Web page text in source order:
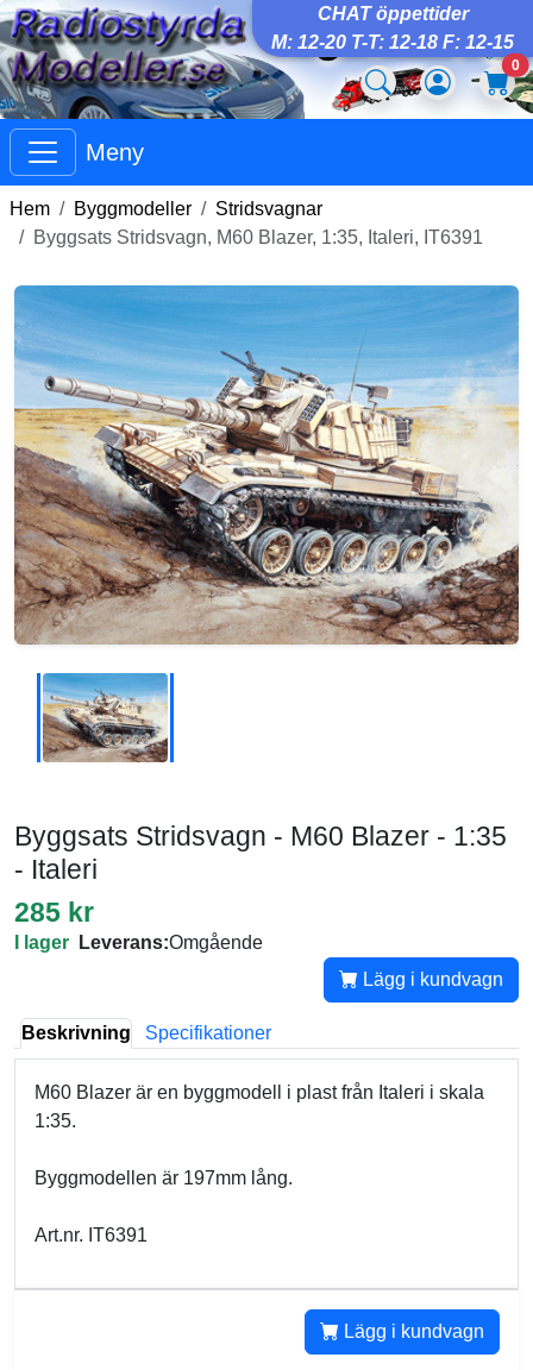
CHAT öppettider
M: 12-20 T-T: 12-18 F: 12-15
0
Meny
Hem Byggmodeller
Stridsvagnar
Byggsats Stridsvagn, M60 Blazer, 1:35, Italeri, IT6391
Byggsats Stridsvagn - M60 Blazer - 1:35
- Italeri
285 kr
I lager Leverans:Omgående
Lägg i kundvagn
Beskrivning Specifikationer
M60 Blazer är en byggmodell i plast från Italeri i skala
1:35.
Byggmodellen är 197mm lång.
Art.nr. IT6391
Lägg i kundvagn